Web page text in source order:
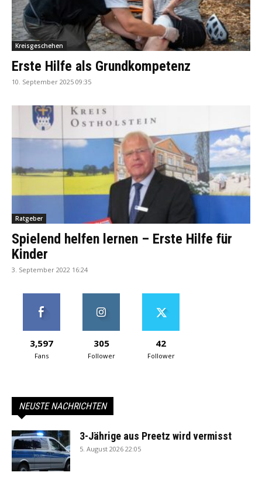
Kreisgeschehen
Erste Hilfe als Grundkompetenz
10. September 2025 09:35
Ratgeber
Spielend helfen lernen – Erste Hilfe für
Kinder
3. September 2022 16:24
3,597
Fans
305
Follower
42
Follower
NEUSTE NACHRICHTEN
3-Jährige aus Preetz wird vermisst
5. August 2026 22:05